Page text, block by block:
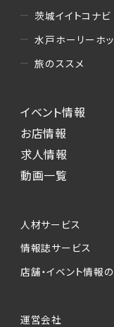
茨城イイトコナビ
水戸ホーリーホ
旅のススメ
イベント情報
お店情報
求人情報
動画一覧
人材サービス
情報誌サービス
店舗・イベント情報
運営会社